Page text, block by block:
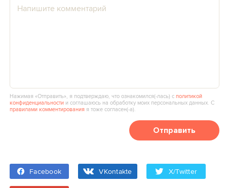
Нажимая «Отправить», я подтверждаю, что ознакомился(‑лась) сполитикой
конфиденциальности и соглашаюсь на обработку моих персональных данных. С
правилами комментирования я тоже согласен(‑а).
Отправить
Facebook VKontakte X/Twitter